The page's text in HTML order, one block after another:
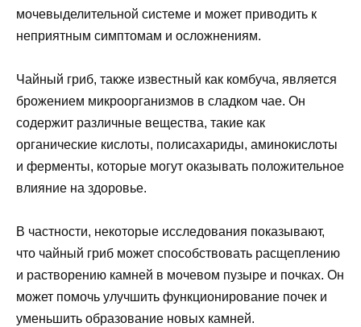
мочевыделительной системе и может приводить к
неприятным симптомам и осложнениям.
Чайный гриб, также известный как комбуча, является
брожением микроорганизмов в сладком чае. Он
содержит различные вещества, такие как
органические кислоты, полисахариды, аминокислоты
и ферменты, которые могут оказывать положительное
влияние на здоровье.
В частности, некоторые исследования показывают,
что чайный гриб может способствовать расщеплению
и растворению камней в мочевом пузыре и почках. Он
может помочь улучшить функционирование почек и
уменьшить образование новых камней.